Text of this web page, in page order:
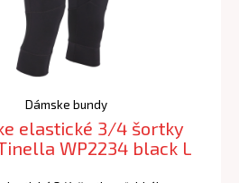
Dámske bundy
elastické 3/4 šortky
WP2234 black L